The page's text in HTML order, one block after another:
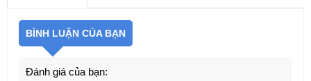
BÌNH LUẬN CỦA BẠN
Đánh giá của bạn: